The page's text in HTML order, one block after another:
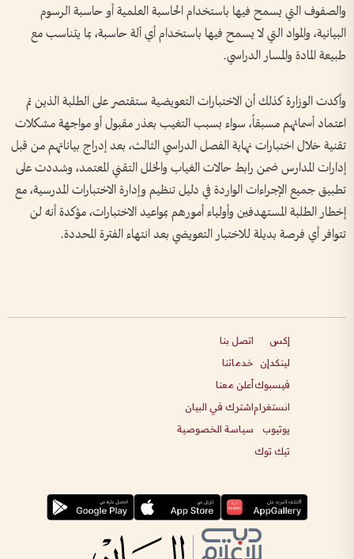
والصفوف التي يسمح فيها باستخدام الحاسبة العلمية أو حاسبة الرسوم
البيانية، والمواد التي لا يسمح فيها باستخدام أي آلة حاسبة، بما يتناسب مع
طبيعة المادة والمسار الدراسي.
وأكدت الوزارة كذلك أن الاختبارات التعويضية ستقتصر على الطلبة الذين تم
اعتماد أسمائهم مسبقاً، سواء بسبب التغيب بعذر مقبول أو مواجهة مشكلات
تقنية خلال اختبارات نهاية الفصل الدراسي الثالث، بعد إدراج بياناتهم من قبل
إدارات المدارس ضمن رابط حالات الغياب والخلل التقني المعتمد، وشددت على
تطبيق جميع الإجراءات الواردة في دليل تنظيم وإدارة الاختبارات المدرسية، مع
إخطار الطلبة المستهدفين وأولياء أمورهم بمواعيد الاختبارات، مؤكدة أنه لن
تتوافر أي فرصة بديلة للاختبار التعويضي بعد انتهاء الفترة المحددة.
إكس
لينكدإن
فيسبوك
انستغرام
يوتيوب
تيك توك
اتصل بنا
خدماتنا
أعلن معنا
اشترك في البيان
سياسة الخصوصية